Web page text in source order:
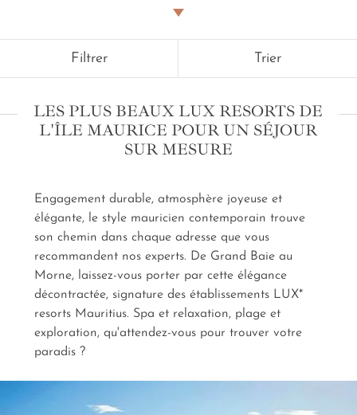
les designs avant-gardistes des suites, restaurants et
créateurs d'échappées sur l'océan Indien vous
promettent des expériences immersives et créatives
pour unséjour aux LUX Resort Mauritius sur
cajolent. Palmes et bombonne ou transat et parasol ?
Notre conciergerie prend soin de tous les détails pour
emplir vos journées de vos envies et peut-être même
nous guidons vos pas, toujours avec style, toujours
avec joie, dans l'esprit rencontré de LUX* x
Amplitudes.
Filtrer Trier
LES PLUS BEAUX LUX RESORTS DE
L'ÎLE MAURICE POUR UN SÉJOUR
SUR MESURE
Engagement durable, atmosphère joyeuse et
élégante, le style mauricien contemporain trouve
son chemin dans chaque adresse que vous
recommandent nos experts. De Grand Baie au
Morne, laissez-vous porter par cette élégance
décontractée, signature des établissements LUX*
resorts Mauritius. Spa et relaxation, plage et
exploration, qu'attendez-vous pour trouver votre
paradis ?